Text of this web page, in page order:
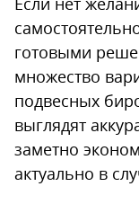
готовыми
множество
подвесных
выглядят
заметно
актуально в